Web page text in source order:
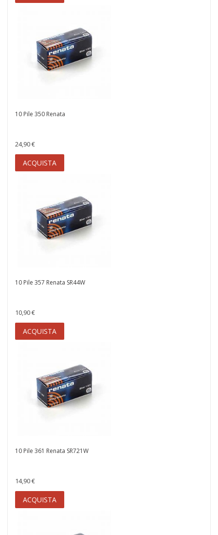
10 Pile 350 Renata
24,90 €
ACQUISTA
10 Pile 357 Renata SR44W
10,90 €
ACQUISTA
10 Pile 361 Renata SR721W
14,90 €
ACQUISTA